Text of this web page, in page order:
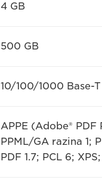
4 GB
500 GB
10/100/1000 Base-T
APPE (Adobe®
PPML/GA razina 1;
PDF 1.7; PCL 6;